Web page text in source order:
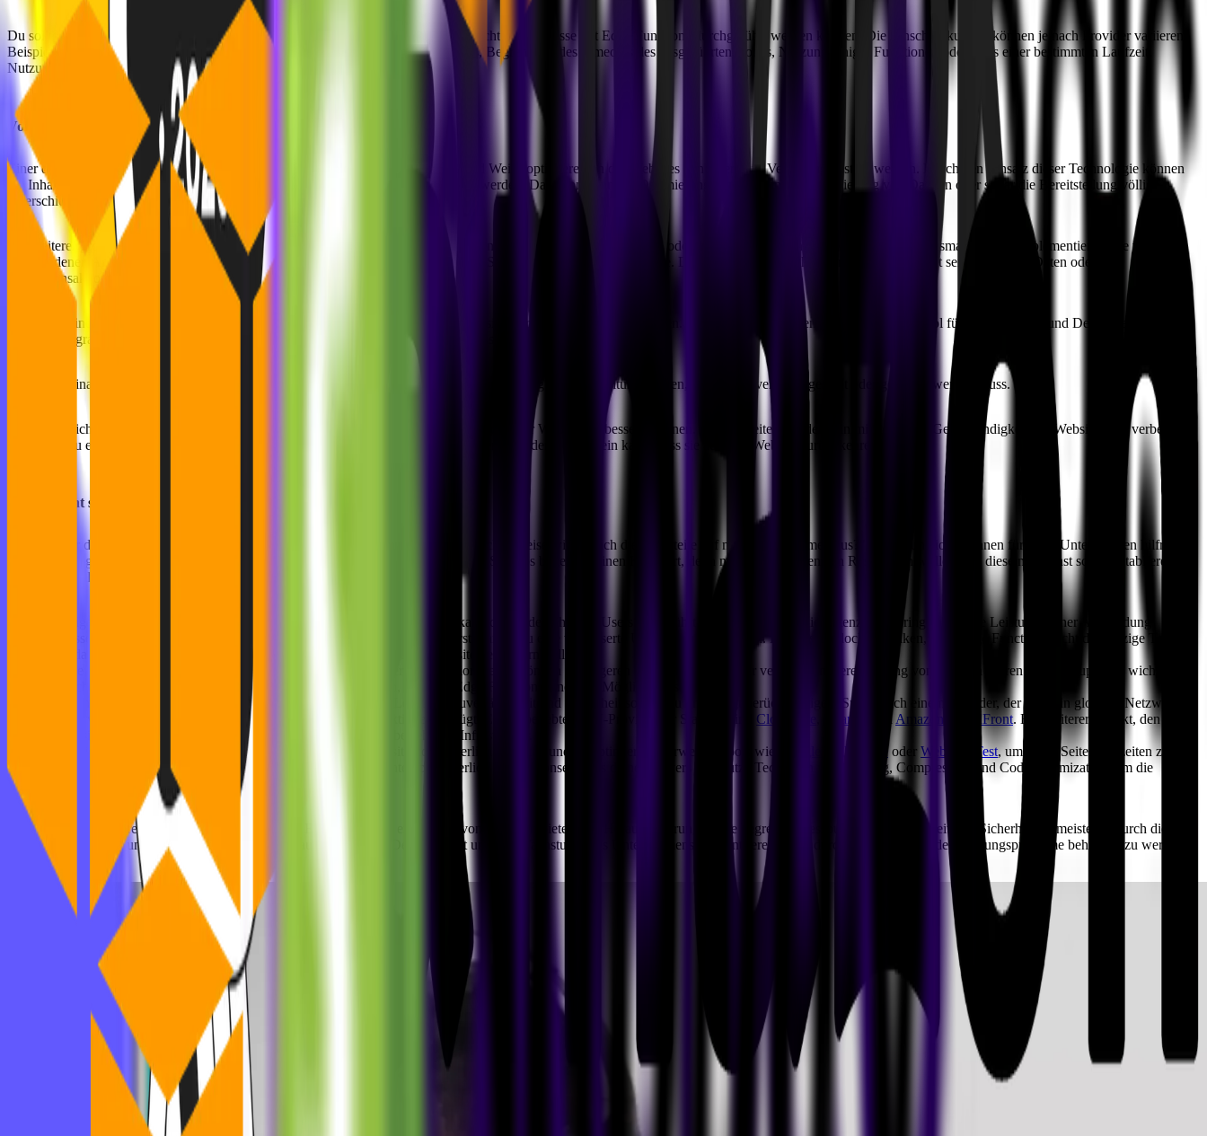
Du solltest aber beachten, dass aufgrund einiger technologischer Beschränkungen nicht alle Prozesse mit Edge Functions durchgeführt werden können. Die Einschränkungen können je nach Provider variieren.
Beispiele hierfür sind Beschränkungen der Package Size des zu verteilenden Codes, Begrenzung des Timeouts des ausgeführten Codes, Nutzung einiger Funktionen oder APIs einer bestimmten Laufzeit,
Nutzung von Umgebungsvariablen, usw.
Vorteile von Edge Functions
Einer der Hauptvorteile von Edge Functions ist, dass Developer dadurch die Art und Weise optimieren, in der Websites den Usern zur Verfügung gestellt werden
. Durch den Einsatz dieser Technologie können
die Inhalte je nach Standort, Gerätetyp oder anderen relevanten Faktoren angepasst werden. Das kann dann die Optimierung von Bildern, Komprimierung von Dateien oder sogar die Bereitstellung völlig
unterschiedlicher Versionen einer Website für verschiedene User umfassen.
Ein weiterer großer Vorteil ist, dass sie dieSicherheit von Websites verbessern
können. Durch die Ausführung von Code auf dem Edge können Developer Sicherheitsmaßnahmen implementieren, die vor
verschiedenen Angriffen schützen, darunter DDoS-Angriffe, Cross-Site-Scripting (XSS) und SQL-Injection-Angriffe. Das ist besonders wichtig für Websites, die mit sensiblen User-Daten oder
Finanztransaktionen arbeiten.
Zusätzlich sind Edge Functions leicht in eine bestehende Website-Infrastruktur integriert
werden. Das macht sie zu einem leistungsstarken Tool für Unternehmen und Developer, die
Websites upgraden wollen, ohne ihre bestehenden Systeme komplett aufgeben zu müssen.
In Sachen Finanzen kann der Einsatz von Edge Functions die Kosten für die Servereinrichtung und -verwaltung senken , da kein Server bereitgestellt oder gewartet werden muss.
Der vermutlich größte Vorteil von Edge Functions ist, dass sie die gesamte Performance einer Website verbessern
können. Antwortzeiten werden minimiert und die Geschwindigkeit der Website wird verbessert.
Dies kann zu einem schnell reaktionsfähigen Web-Erlebnis für die User führen, was entscheidend dafür sein kann, dass sie auf eine Website zurückkehren.
Wie relevant sind Edge Functions für Startups?
Jetzt, wo wir die Vorteile aufgelistet haben, fragst du dich vielleicht: "Wie und in welcher Weise wirken sich diese Vorteile auf mein Unternehmen aus?" Edge Functions können für jedes Unternehmen hilfreich
sein, unabhängig von Größe und Branche. Doch gerade kleineren Unternehmen und Startups bieten sie einen Kickstart, denn mit oft nur begrenzten Ressourcen wollen sich diese möglichst schnell etablieren.
Auf diese Schlüsselfaktoren solltest du achten:
: Mit Edge Functions kann der Code näher am Users ausgeführt werden, wodurch die Latenzzeit verringert und die Leistung deiner Anwendung
verbessert wird. Indem du Inhalte zwischenspeicherst oder Bilder optimierst, kannst du eine verbesserte User Experience bieten. Du musst jedoch bedenken, dass Edge Functions nicht das einzige Tool
sind, das du in Betracht ziehen solltest, wenn du die Leistung deiner Website verbessern willst.
Die Antwortzeit des Servers ist entscheidend
: Langsame Server-Reaktionszeiten können zu längeren Ladezeiten oder einer verzögerten Bereitstellung von Inhalten führen. Als Startup ist es wichtig, in
eine schnelle und skalierbare Serverinfrastruktur zu investieren, weshalb Edge Functions eine gute Möglichkeit sein können.
Wähle deinen CDN-Provider sorgfältig aus
: Faktoren wie Leistung, Zuverlässigkeit und Sicherheit solltest du unbedingt berücksichtigen. Suche nach einem Provider, der über ein globales Netzwerk
von Servern, eine hohe Betriebszeit und starke Sicherheitsfunktionen verfügt. Einige beliebte CDN-Provider für Startups sind Cloudflare Akamai undAmazon CloudFront. Ein weiterer Aspekt, den du
berücksichtigen solltest, ist eine mögliche Integration in deine bestehende Infrastruktur.
: Als Startup ist es wichtig, deine Website kontinuierlich zu testen und zu optimieren. Verwende Tools wie Google Lighthouseoder WebPageTest, um deine Seitenladezeiten zu
messen und Optimierungsmöglichkeiten zu ermitteln. Beobachte kontinuierlich die Response Times deines Servers und nutze Techniken wie Caching, Compression und Code Optimization, um die
Leistung zu verbessern.
Wenn du diese Faktoren berücksichtigst, können dir Edge Functions eine Reihe von Vorteilen bieten, um Herausforderungen wie begrenzte Ressourcen, Skalierbarkeit und Sicherheit zu meistern. Durch die
Nutzung von Edge Functions können sich Startups auf das Product Development und das Wachstum ihres Unternehmens konzentrieren, ohne durch Infrastruktur- oder Leistungsprobleme behindert zu werden.